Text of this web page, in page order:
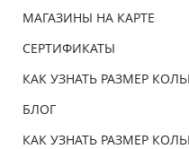
МАГАЗИНЫ НА КАРТЕ
СЕРТИФИКАТЫ
КАК УЗНАТЬ РАЗМЕР
БЛОГ
КАК УЗНАТЬ РАЗМЕР